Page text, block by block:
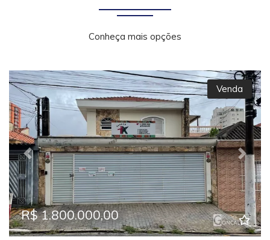
Conheça mais opções
Previous Next
Venda
R$ 1.800.000,00